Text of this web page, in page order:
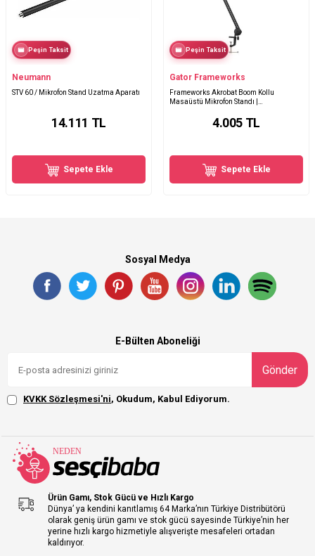
Peşin Taksit
Neumann
STV 60 / Mikrofon Stand Uzatma Aparatı
14.111 TL
Sepete Ekle
Peşin Taksit
Gator Frameworks
Frameworks Akrobat Boom Kollu
Masaüstü Mikrofon Standı |
4.005 TL
Sepete Ekle
Sosyal Medya
E-Bülten Aboneliği
Gönder
KVKK Sözleşmesi'ni, Okudum, Kabul Ediyorum.
Ürün Gamı, Stok Gücü ve Hızlı Kargo
Dünya’ ya kendini kanıtlamış 64 Marka’nın Türkiye Distribütörü
olarak geniş ürün gamı ve stok gücü sayesinde Türkiye’nin her
yerine hızlı kargo hizmetiyle alışverişte mesafeleri ortadan
kaldırıyor.